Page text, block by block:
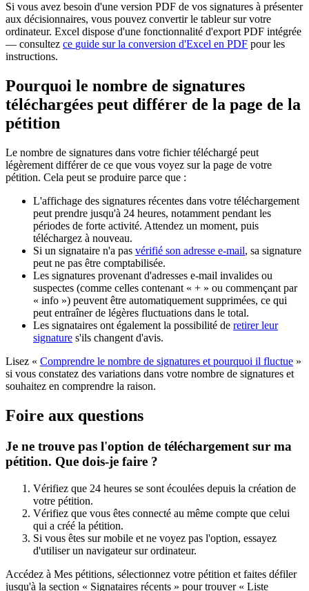
Si vous avez besoin d'une version PDF de vos signatures à présenter
aux décisionnaires, vous pouvez convertir le tableur sur votre
ordinateur. Excel dispose d'une fonctionnalité d'export PDF intégrée
— consultez ce guide sur la conversion d'Excel en PDF pour les
instructions.
Pourquoi le nombre de signatures
téléchargées peut différer de la page de la
pétition
Le nombre de signatures dans votre fichier téléchargé peut
légèrement différer de ce que vous voyez sur la page de votre
pétition. Cela peut se produire parce que :
L'affichage des signatures récentes dans votre téléchargement
peut prendre jusqu'à 24 heures, notamment pendant les
périodes de forte activité. Attendez un moment, puis
téléchargez à nouveau.
Si un signataire n'a pas vérifié son adresse e-mail, sa signature
peut ne pas être comptabilisée.
Les signatures provenant d'adresses e-mail invalides ou
suspectes (comme celles contenant « + » ou commençant par
« info ») peuvent être automatiquement supprimées, ce qui
peut entraîner de légères fluctuations dans le total.
Les signataires ont également la possibilité de retirer leur
signature s'ils changent d'avis.
Lisez « Comprendre le nombre de signatures et pourquoi il fluctue »
si vous constatez des variations dans votre nombre de signatures et
souhaitez en comprendre la raison.
Foire aux questions
Je ne trouve pas l'option de téléchargement sur ma
pétition. Que dois-je faire ?
Vérifiez que 24 heures se sont écoulées depuis la création de
votre pétition.
Vérifiez que vous êtes connecté au même compte que celui
qui a créé la pétition.
Si vous êtes sur mobile et ne voyez pas l'option, essayez
d'utiliser un navigateur sur ordinateur.
Accédez à Mes pétitions, sélectionnez votre pétition et faites défiler
jusqu'à la section « Signataires récents » pour trouver « Liste